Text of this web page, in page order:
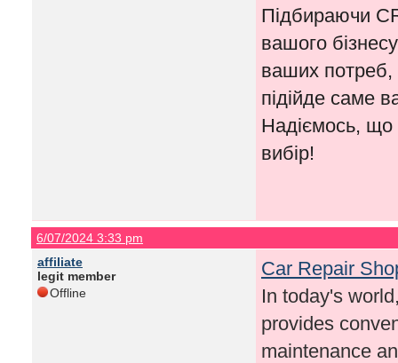
Підбираючи
вашого
ваших потреб,
підійде саме
Надіємось,
вибір!
6/07/2024 3:33 pm
affiliate
legit member
Offline
Car Repair
In today's
provides
maintenance